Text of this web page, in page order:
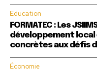
Education
FORMATEC : Les
développement
concrètes aux défis
Économie